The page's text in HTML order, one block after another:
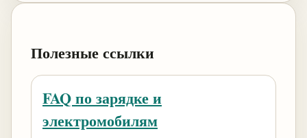
Полезные ссылки
FAQ по зарядке и
электромобилям